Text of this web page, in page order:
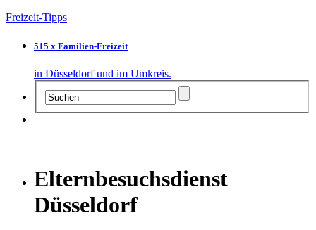
Freizeit-Tipps
515 x Familien-Freizeit
in Düsseldorf und im Umkreis.
Elternbesuchsdienst
Düsseldorf